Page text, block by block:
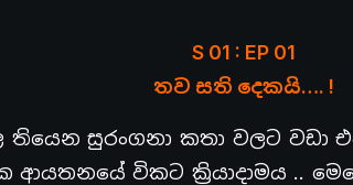
S 01 : EP 01
තව සති දෙකයි…. !
තියෙන සුරංගනා කතා වලට වඩා
විකට ක්‍රියාදාමය ..